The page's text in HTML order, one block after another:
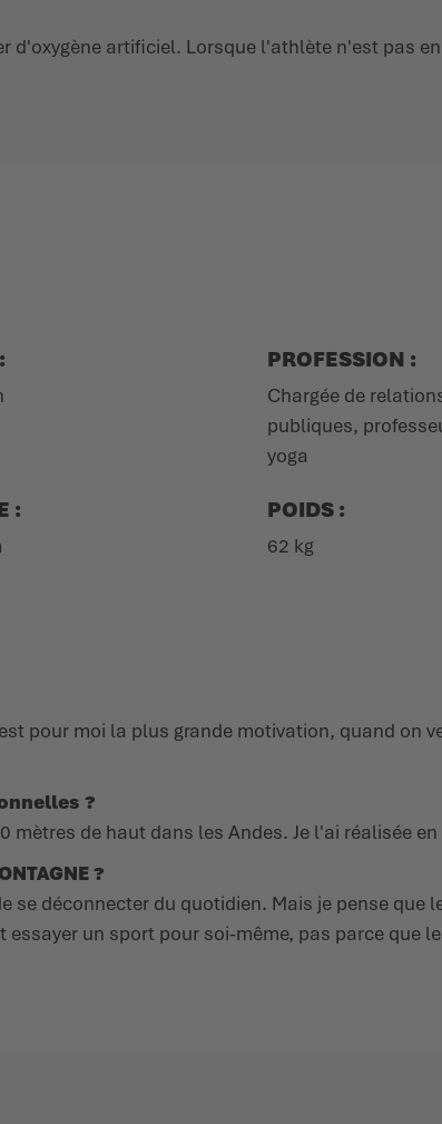
d'oxygène artificiel. Lorsque l'athlète n'est pas
PROFESSION :
Chargée de
publiques,
yoga
: POIDS :
62 kg
pour moi la plus grande motivation, quand on
?
mètres de haut dans les Andes. Je l'ai réalisée
?
se déconnecter du quotidien. Mais je pense que
un sport pour soi-même, pas parce que